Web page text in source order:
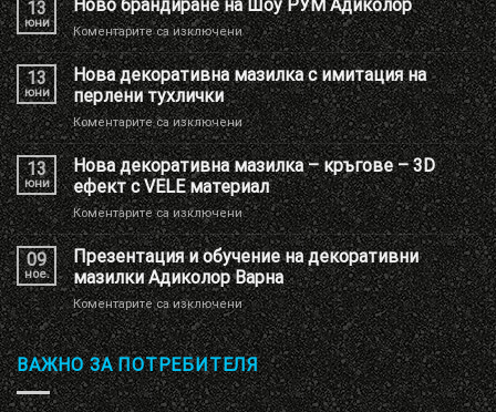
13
юни
Ново брандиране на Шоу РУМ Адиколор
Коментарите са изключениза
Ново
брандиране
на
Шоу
РУМ
Адиколор
13
юни
Нова декоративна мазилка с имитация на
перлени тухлички
Коментарите са изключениза
Нова
декоративна
мазилка
с
имитация
на
перлени
тухлички
13
юни
Нова декоративна мазилка – кръгове – 3D
ефект с VELE материал
Коментарите са изключениза
Нова
декоративна
мазилка
–
кръгове
–
3D
ефект
с
VELE
09
ное.
Презентация и обучение на декоративни
мазилки Адиколор Варна
Коментарите са изключениза
Презентация
и
обучение
на
декоративни
ВАЖНО ЗА ПОТРЕБИТЕЛЯ